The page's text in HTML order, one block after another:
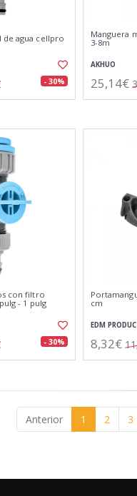
de agua cellpro
- 30%
Manguera
3-8m
AKHUO
25,14€
con filtro
- 1 pulg
- 30%
cm
EDM
8,32€
Anterior 1 2 3